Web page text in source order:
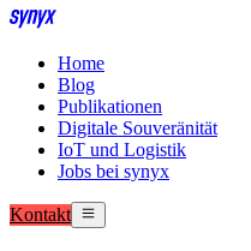
Home
Blog
Publikationen
Digitale Souveränität
IoT und Logistik
Jobs bei synyx
Kontakt